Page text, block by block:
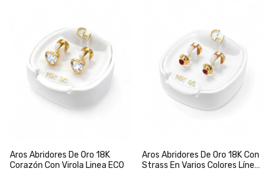
Aros Abridores De Oro 18K
Corazón Con Virola Linea ECO
Aros Abridores De Oro 18K Con
Strass En Varios Colores Línea